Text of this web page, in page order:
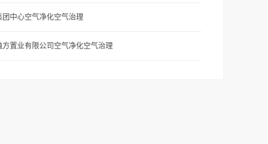
团中心空气净化空气治理
方置业有限公司空气净化空气治理